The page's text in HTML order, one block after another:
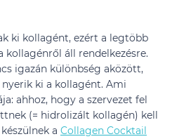
ki kollagént, ezért a legtöbb
áll rendelkezésre.
igazán különbség aközött,
ki a kollagént. Ami
ahhoz, hogy a szervezet fel
(= hidrolizált kollagén) kell
a Collagen Cocktail